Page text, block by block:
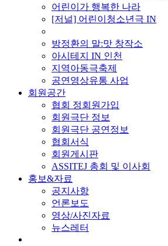
어린이가 행복한 나라
[저널] 어린이청소년극 IN
방정환의 말:맛 창작소
아시테지 IN 인천
지역아동극축제
공연영상유통 사업
회원공간
협회 정회원가입
회원극단 정보
회원극단 공연정보
협회서식
회원게시판
ASSITEJ 총회 및 이사회
홍보&자료
공지사항
언론보도
영상/사진자료
뉴스레터